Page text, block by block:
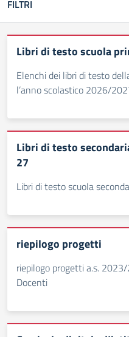
FILTRI
Libri di testo scuola
Elenchi dei libri di testo
l’anno scolastico 2026/
Libri di testo
27
Libri di testo scuola
riepilogo progetti
riepilogo progetti a.s.
Docenti